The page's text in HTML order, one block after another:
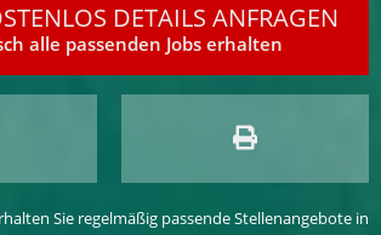
DETAILS ANFRAGEN
alle passenden Jobs erhalten
Sie regelmäßig passende Stellenangebote in